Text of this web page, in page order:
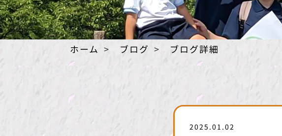
ホーム ブログ ブログ詳細
2025.01.02